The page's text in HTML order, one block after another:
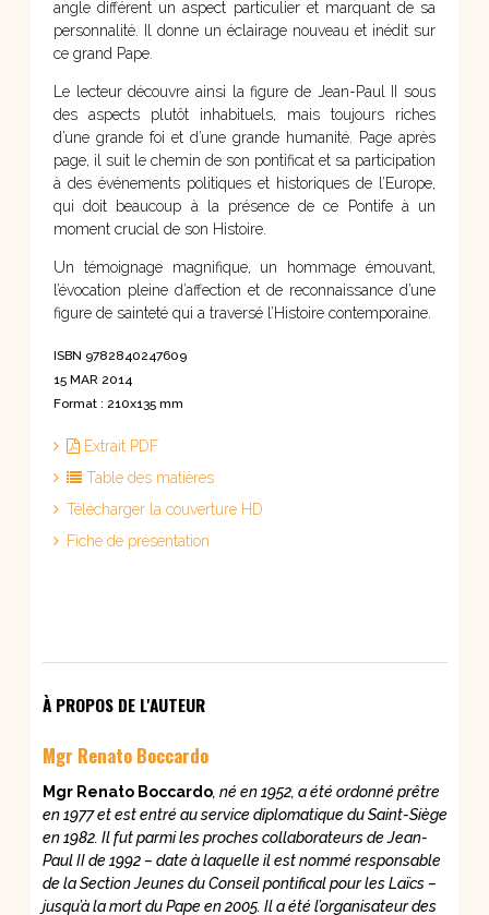
angle différent un aspect particulier et marquant de sa
personnalité. Il donne un éclairage nouveau et inédit sur
ce grand Pape.
Le lecteur découvre ainsi la figure de Jean-Paul II sous
des aspects plutôt inhabituels, mais toujours riches
d’une grande foi et d’une grande humanité. Page après
page, il suit le chemin de son pontificat et sa participation
à des événements politiques et historiques de l’Europe,
qui doit beaucoup à la présence de ce Pontife à un
moment crucial de son Histoire.
Un témoignage magnifique, un hommage émouvant,
l’évocation pleine d’affection et de reconnaissance d’une
figure de sainteté qui a traversé l’Histoire contemporaine.
ISBN 9782840247609
15 MAR 2014
Format : 210x135 mm
Extrait PDF
Table des matières
Télécharger la couverture HD
Fiche de présentation
À PROPOS DE L'AUTEUR
Mgr Renato Boccardo
Mgr Renato Boccardo, né en 1952, a été ordonné prêtre
en 1977 et est entré au service diplomatique du Saint-Siège
en 1982. Il fut parmi les proches collaborateurs de Jean-
Paul II de 1992 – date à laquelle il est nommé responsable
de la Section Jeunes du Conseil pontifical pour les Laïcs –
jusqu’à la mort du Pape en 2005. Il a été l’organisateur des